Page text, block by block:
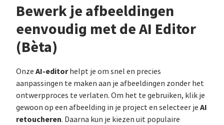
Bewerk je afbeeldingen
eenvoudig met de AI Editor
(Bèta)
Onze AI-editorhelpt je om snel en precies
aanpassingen te maken aan je afbeeldingen zonder het
ontwerpproces te verlaten. Om het te gebruiken, klik je
gewoon op een afbeelding in je project en selecteer je AI
retoucheren. Daarna kun je kiezen uit populaire